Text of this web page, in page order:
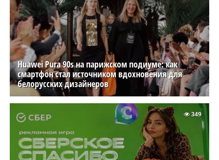
Huawei Pura 90s на парижском подиуме: как
смартфон стал источником вдохновения для
белорусских дизайнеров
349